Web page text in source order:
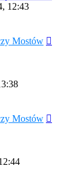
12:43
Mostów
Mostów